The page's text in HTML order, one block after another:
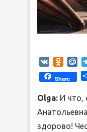
VK
Share
Olga: И что,
здорово!